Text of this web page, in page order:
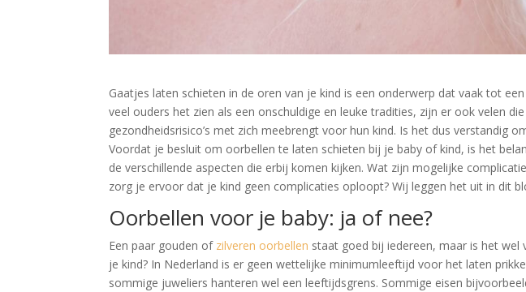
Gaatjes laten schieten in de oren van je kind is een onderwerp dat vaak tot
veel ouders het zien als een onschuldige en leuke tradities, zijn er ook velen
gezondheidsrisico’s met zich meebrengt voor hun kind. Is het dus verstandig
Voordat je besluit om oorbellen te laten schieten bij je baby of kind, is het
de verschillende aspecten die erbij komen kijken. Wat zijn mogelijke
zorg je ervoor dat je kind geen complicaties oploopt? Wij leggen het uit in dit
Oorbellen voor je baby: ja of nee?
Een paar gouden of zilveren oorbellen staat goed bij iedereen, maar is het
je kind? In Nederland is er geen wettelijke minimumleeftijd voor het laten
sommige juweliers hanteren wel een leeftijdsgrens. Sommige eisen